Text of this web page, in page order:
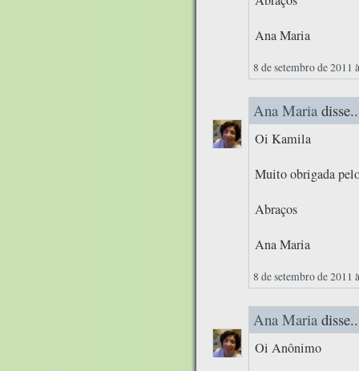
Ana Maria
8 de setembro de 2011
Ana Maria
Oi Kamila
Muito obrigada
Abraços
Ana Maria
8 de setembro de 2011
Ana Maria
Oi Anônimo